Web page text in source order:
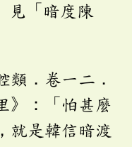
見「暗度陳
類．卷一二．
》：「怕甚麼
就是韓信暗渡